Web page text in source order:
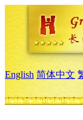
English 简体中文